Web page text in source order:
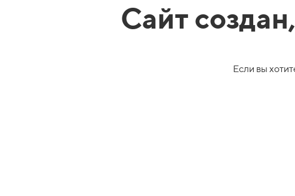
Сайт создан,
Если вы